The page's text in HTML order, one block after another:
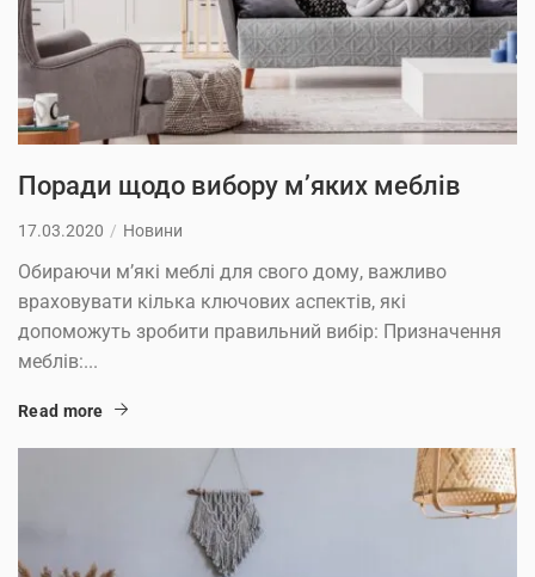
Поради щодо вибору м’яких меблів
17.03.2020 Новини
Обираючи м’які меблі для свого дому, важливо
враховувати кілька ключових аспектів, які
допоможуть зробити правильний вибір: Призначення
меблів:...
Read more